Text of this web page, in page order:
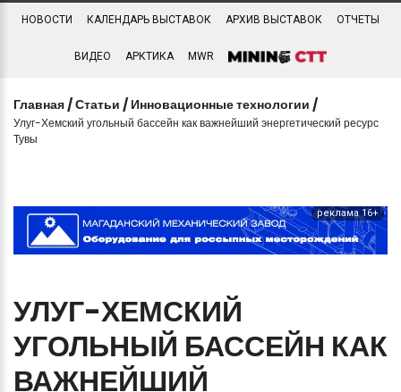
НОВОСТИ КАЛЕНДАРЬ ВЫСТАВОК АРХИВ ВЫСТАВОК ОТЧЕТЫ
ВИДЕО АРКТИКА MWR
Главная /Статьи / Инновационные технологии /
Улуг-Хемский угольный бассейн как важнейший энергетический ресурс
Тувы
реклама 16+
УЛУГ-ХЕМСКИЙ
УГОЛЬНЫЙ БАССЕЙН КАК
ВАЖНЕЙШИЙ